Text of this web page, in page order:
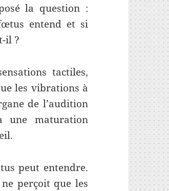
la question :
entend et si
il ?
tactiles,
les vibrations à
de l’audition
une maturation
peut entendre.
perçoit que les